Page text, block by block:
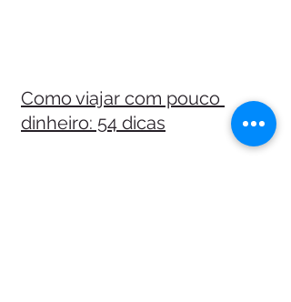
Como viajar com pouco
dinheiro: 54 dicas